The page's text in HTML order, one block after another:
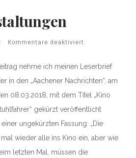
Kommentare deaktiviert
nehme ich meinen Leserbrief
in den „Aachener Nachrichten“, am
08.03.2018, mit dem Titel „Kino
gekürzt veröffentlicht
ungekürzten Fassung: „Die
wieder alle ins Kino ein, aber wie
letzten Mal, müssen die